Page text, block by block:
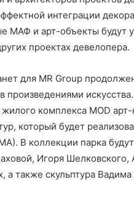
интеграции
МАФ и арт-объекты будут
проектах девелопера.
для MR Group
комплекса MOD
который будет
В коллекции парка
Игоря
также скульптура